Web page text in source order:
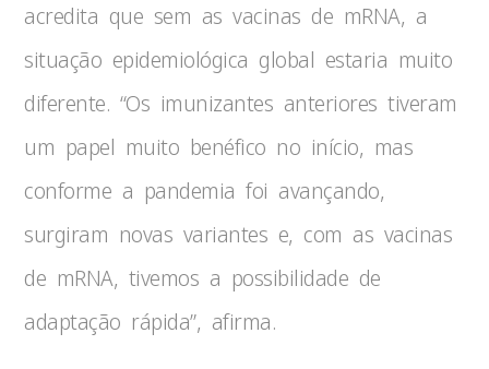
acredita que sem as vacinas de mRNA, a
situação epidemiológica global estaria muito
diferente. “Os imunizantes anteriores tiveram
um papel muito benéfico no início, mas
conforme a pandemia foi avançando,
surgiram novas variantes e, com as vacinas
de mRNA, tivemos a possibilidade de
adaptação rápida”, afirma.